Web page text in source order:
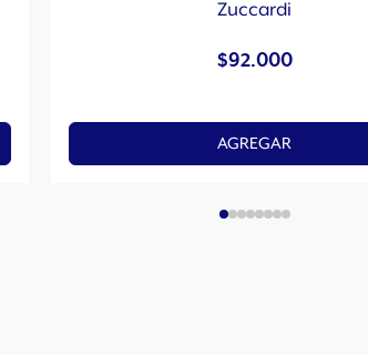
Zuccardi
$92.000
AGREGAR